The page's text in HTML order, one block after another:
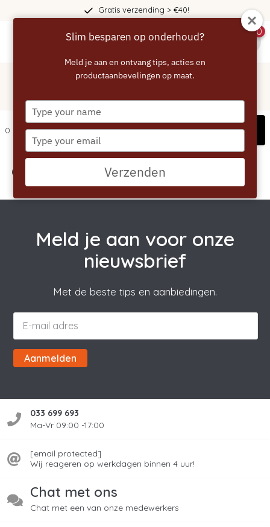
Gratis verzending > €40!
0
/philips
0 artikelen Filters
Geen producten gevonden!...
Meld je aan voor onze
nieuwsbrief
Met de beste tips en aanbiedingen.
Aanmelden
033 699 693
Ma-Vr 09:00 -17:00
[email protected]
Wij reageren op werkdagen binnen 4 uur!
Chat met ons
Chat met een van onze medewerkers
Slim besparen op onderhoud?
Meld je aan en ontvang tips, acties en
productaanbevelingen op maat.
Type
your
name
Type
your
email
Verzenden